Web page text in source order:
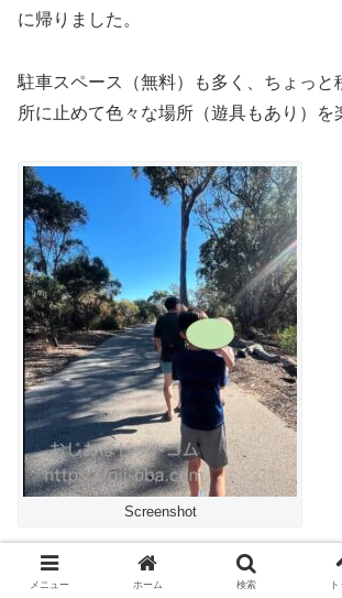
に帰りました。
駐車スペース（無料）も多く、ちょっと
所に止めて色々な場所（遊具もあり）を
Screenshot
まとめ：日没は19:30！？夜ま
メニュー ホーム 検索